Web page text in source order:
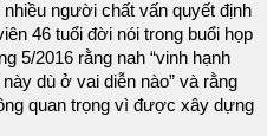
người chất vấn quyết định
46 tuổi đời nói trong buổi họp
5/2016 rằng nah “vinh hạnh
dù ở vai diễn nào” và rằng
quan trọng vì được xây dựng